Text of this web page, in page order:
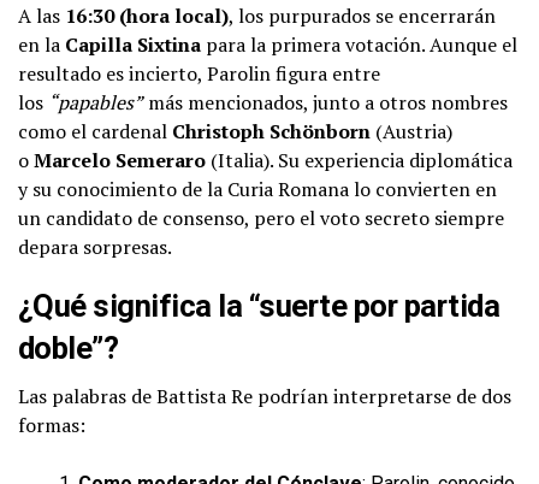
A las 16:30 (hora local), los purpurados se encerrarán
en la Capilla Sixtina para la primera votación. Aunque el
resultado es incierto, Parolin figura entre
los “papables”más mencionados, junto a otros nombres
como el cardenal Christoph Schönborn (Austria)
oMarcelo Semeraro (Italia). Su experiencia diplomática
y su conocimiento de la Curia Romana lo convierten en
un candidato de consenso, pero el voto secreto siempre
depara sorpresas.
¿Qué significa la “suerte por partida
doble”?
Las palabras de Battista Re podrían interpretarse de dos
formas: